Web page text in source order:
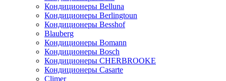
Кондиционеры Belluna
Кондиционеры Berlingtoun
Кондиционеры Besshof
Blauberg
Кондиционеры Bomann
Кондиционеры Bosch
Кондиционеры CHERBROOKE
Кондиционеры Casarte
Climer